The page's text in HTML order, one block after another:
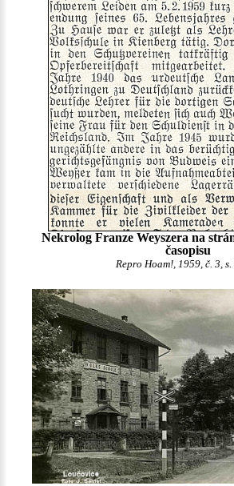
Nekrolog Franze Weyszera na
časopisu
Repro Hoam!, 1959, č. 3,